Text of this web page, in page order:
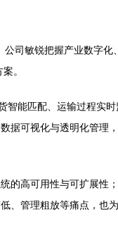
司敏锐把握产业数字
。
智能匹配、运输过程实
据可视化与透明化管理
的高可用性与可扩展性
、管理粗放等痛点，也